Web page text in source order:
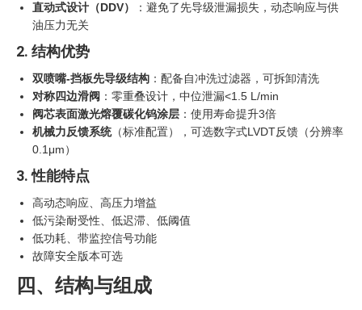
直动式设计（DDV）
‍：避免了先导级泄漏损失，动态响应与供
油压力无关
2. 结构优势
双喷嘴-挡板先导级结构 ：配备自冲洗过滤器，可拆卸清洗
对称四边滑阀 ：零重叠设计，中位泄漏<1.5 L/min
阀芯表面激光熔覆碳化钨涂层 ：使用寿命提升3倍
机械力反馈系统（标准配置），可选数字式LVDT反馈（分辨率
0.1μm）
3. 性能特点
高动态响应、高压力增益
低污染耐受性、低迟滞、低阈值
低功耗、带监控信号功能
故障安全版本可选
四、结构与组成